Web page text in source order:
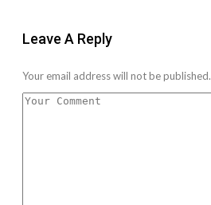
Leave A Reply
Your email address will not be published.